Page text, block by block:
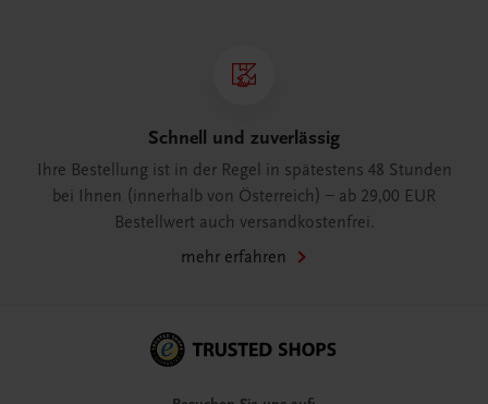
Schnell und zuverlässig
Ihre Bestellung ist in der Regel in spätestens 48 Stunden
bei Ihnen (innerhalb von Österreich) – ab 29,00 EUR
Bestellwert auch versandkostenfrei.
mehr erfahren